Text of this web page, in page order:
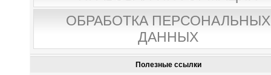
ОБРАБОТКА ПЕРСОНАЛЬНЫХ
ДАННЫХ
Полезные ссылки